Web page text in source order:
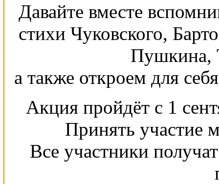
Давайте вместе
стихи Чуковского,
Пушкина,
а также откроем для
Акция пройдёт с 1
Принять
Все участники